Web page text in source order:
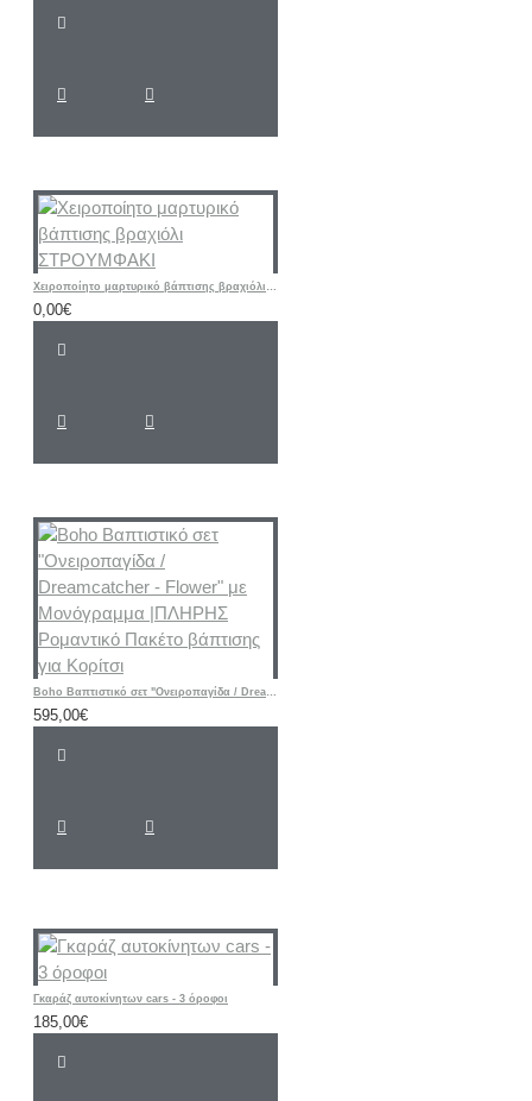
Χειροποίητο μαρτυρικό βάπτισης βραχιόλι ΣΤΡΟΥΜΦΑΚΙ
0,00€
Boho Βαπτιστικό σετ "Ονειροπαγίδα / Dreamcatcher - Flower" με Μονόγραμμα |ΠΛΗΡΗΣ Ρομαντικό Πακέτο βάπτισης για Κορίτσι
595,00€
Γκαράζ αυτοκίνητων cars - 3 όροφοι
185,00€